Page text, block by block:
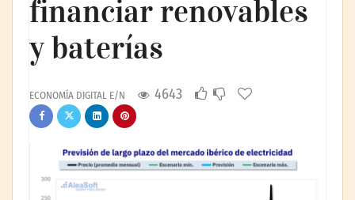
financiar renovables
y baterías
ECONOMÍA DIGITAL E/N 4643